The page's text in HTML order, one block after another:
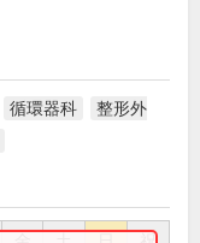
循環器科
整形外